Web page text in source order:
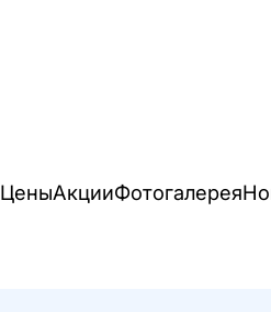
ЦеныАкцииФотогалерея